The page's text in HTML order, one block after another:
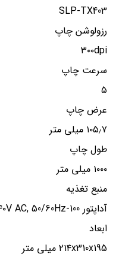
SLP-TX403
رزولوشن چاپ
۳۰۰dpi
سرعت چاپ
۵
عرض چاپ
۱۰۵٫۷ میلی متر
طول چاپ
۱۰۰۰ میلی متر
منبع تغذیه
آداپتور ۲۴۰V AC, 50/60Hz-100
ابعاد
۲۱۴x310x195 میلی متر